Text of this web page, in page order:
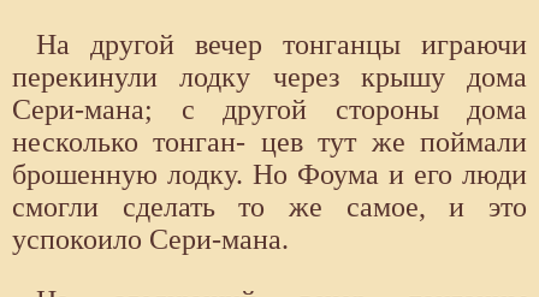
На другой вечер тонганцы играючи
перекинули лодку через крышу дома
Сери-мана; с другой стороны дома
несколько тонган- цев тут же поймали
брошенную лодку. Но Фоума и его люди
смогли сделать то же самое, и это
успокоило Сери-мана.